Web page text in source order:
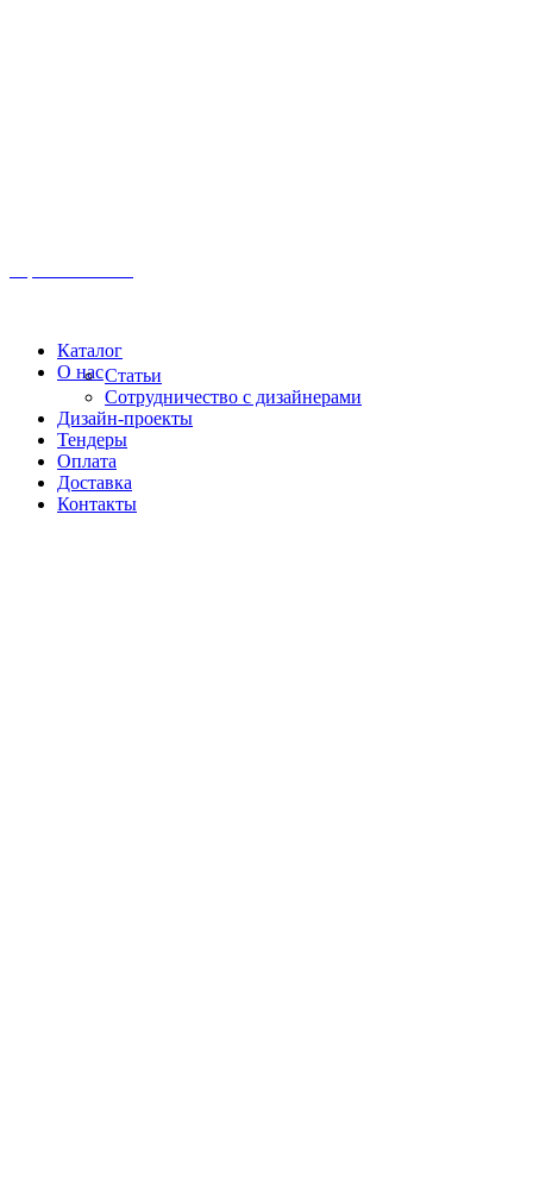
Каталог
О насСтатьи
Сотрудничество с дизайнерами
Дизайн-проекты
Тендеры
Оплата
Доставка
Контакты